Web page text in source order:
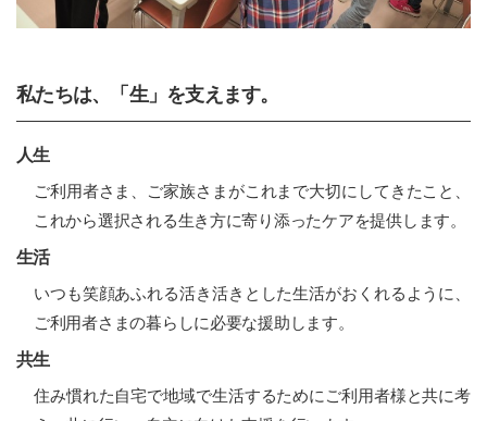
私たちは、「生」を支えます。
人生
ご利用者さま、ご家族さまがこれまで大切にしてきたこと、
これから選択される生き方に寄り添ったケアを提供します。
生活
いつも笑顔あふれる活き活きとした生活がおくれるように、
ご利用者さまの暮らしに必要な援助します。
共生
住み慣れた自宅で地域で生活するためにご利用者様と共に考